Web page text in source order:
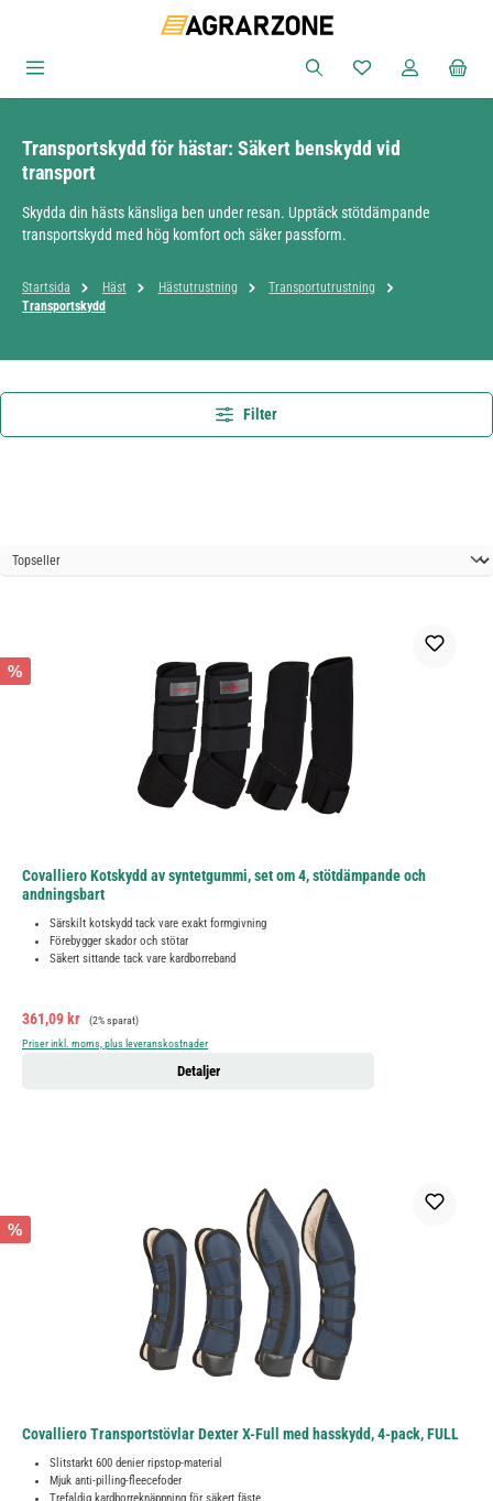
Du har 0 objekt i
Transportskydd för hästar: Säkert benskydd vid
transport
Skydda din hästs känsliga ben under resan. Upptäck stötdämpande
transportskydd med hög komfort och säker passform.
Startsida Häst Hästutrustning
Transportutrustning
Transportskydd
Filter
%
Covalliero Kotskydd av syntetgummi, set om 4, stötdämpande och
andningsbart
Särskilt kotskydd tack vare exakt formgivning
Förebygger skador och stötar
Säkert sittande tack vare kardborreband
Försäljningspris:
361,09 kr Ordinarie pris:
(2% sparat)
Priser inkl. moms, plus leveranskostnader
Detaljer
%
Covalliero Transportstövlar Dexter X-Full med hasskydd, 4-pack, FULL
Slitstarkt 600 denier ripstop-material
Mjuk anti-pilling-fleecefoder